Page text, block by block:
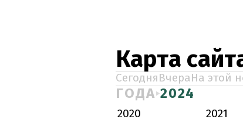
Карта
СегодняВчераНа этой
ГОДА 2024
2020 2021